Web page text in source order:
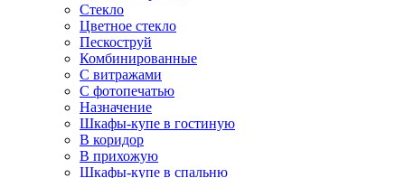
Стекло
Цветное стекло
Пескоструй
Комбинированные
С витражами
С фотопечатью
Назначение
Шкафы-купе в гостиную
В коридор
В прихожую
Шкафы-купе в спальню